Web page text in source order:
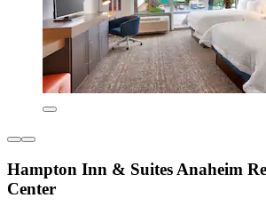
Hampton Inn & Suites Anaheim
Center